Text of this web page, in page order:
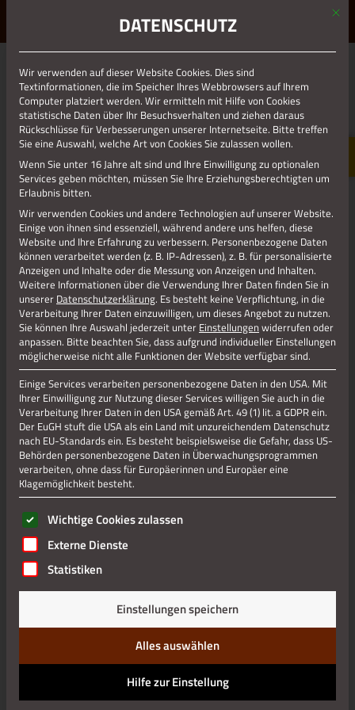
ERLEBE STOLBERG.ERLEBE DICH.
Datenschutz
Impressum
Mit
DATENSCHUTZ
Wir verwenden auf dieser Website Cookies. Dies sind
Textinformationen, die im Speicher Ihres Webbrowsers auf Ihrem
Computer platziert werden. Wir ermitteln mit Hilfe von Cookies
statistische Daten über Ihr Besuchsverhalten und ziehen daraus
Rückschlüsse für Verbesserungen unserer Internetseite. Bitte treffen
Sie eine Auswahl, welche Art von Cookies Sie zulassen wollen.
Wenn Sie unter 16 Jahre alt sind und Ihre Einwilligung zu optionalen
Services geben möchten, müssen Sie Ihre Erziehungsberechtigten um
Erlaubnis bitten.
Wir verwenden Cookies und andere Technologien auf unserer Website.
Einige von ihnen sind essenziell, während andere uns helfen, diese
Website und Ihre Erfahrung zu verbessern. Personenbezogene Daten
können verarbeitet werden (z. B. IP-Adressen), z. B. für personalisierte
Anzeigen und Inhalte oder die Messung von Anzeigen und Inhalten.
Weitere Informationen über die Verwendung Ihrer Daten finden Sie in
unserer Datenschutzerklärung. Es besteht keine Verpflichtung, in die
Verarbeitung Ihrer Daten einzuwilligen, um dieses Angebot zu nutzen.
Sie können Ihre Auswahl jederzeit unter Einstellungen widerrufen oder
anpassen. Bitte beachten Sie, dass aufgrund individueller Einstellungen
möglicherweise nicht alle Funktionen der Website verfügbar sind.
Einige Services verarbeiten personenbezogene Daten in den USA. Mit
Ihrer Einwilligung zur Nutzung dieser Services willigen Sie auch in die
Verarbeitung Ihrer Daten in den USA gemäß Art. 49 (1) lit. a GDPR ein.
Der EuGH stuft die USA als ein Land mit unzureichendem Datenschutz
nach EU-Standards ein. Es besteht beispielsweise die Gefahr, dass US-
Behörden personenbezogene Daten in Überwachungsprogrammen
verarbeiten, ohne dass für Europäerinnen und Europäer eine
Klagemöglichkeit besteht.
Es folgt eine Liste der Service-Gruppen, für die eine
Wichtige Cookies zulassen
Externe Dienste
Statistiken
Einstellungen speichern
Alles auswählen
Hilfe zur Einstellung